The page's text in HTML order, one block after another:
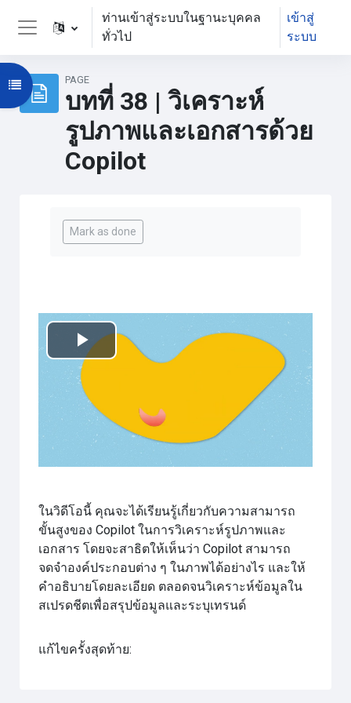
ข้ามไปที่เนื้อหาหลัก
Side panel
ท่านเข้าสู่ระบบในฐานะบุคคล
ทั่วไป
เข้าสู่
ระบบ
PAGE
บทที่ 38 | วิเคราะห์
รูปภาพและเอกสารด้วย
Copilot
Open course index
Mark as done
เล่น
วิดีโอ
ในวิดีโอนี้ คุณจะได้เรียนรู้เกี่ยวกับความสามารถ
ขั้นสูงของ Copilot ในการวิเคราะห์รูปภาพและ
เอกสาร โดยจะสาธิตให้เห็นว่า Copilot สามารถ
จดจำองค์ประกอบต่าง ๆ ในภาพได้อย่างไร และให้
คำอธิบายโดยละเอียด ตลอดจนวิเคราะห์ข้อมูลใน
สเปรดชีตเพื่อสรุปข้อมูลและระบุเทรนด์
แก้ไขครั้งสุดท้าย: